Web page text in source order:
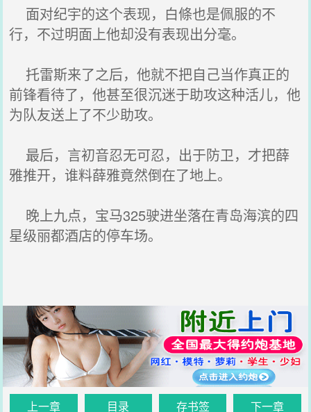
面对纪宇的这个表现，白條也是佩服的不
行，不过明面上他却没有表现出分毫。
托雷斯来了之后，他就不把自己当作真正的
前锋看待了，他甚至很沉迷于助攻这种活儿，他
为队友送上了不少助攻。
最后，言初音忍无可忍，出于防卫，才把薛
雅推开，谁料薛雅竟然倒在了地上。
晚上九点，宝马325驶进坐落在青岛海滨的四
星级丽都酒店的停车场。
上一章 目录 存书签 下一章